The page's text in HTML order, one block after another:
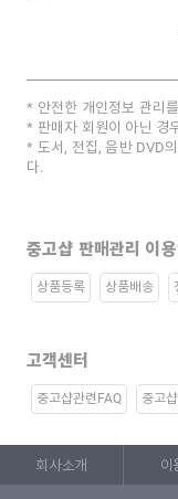
안전한 개인정보 관리
판매자 회원이 아닌 경
도서, 전집, 음반 DVD
다.
중고샵 판매관리 이용
상품등록 상품배송
고객센터
중고샵관련FAQ 중고
회사소개 이